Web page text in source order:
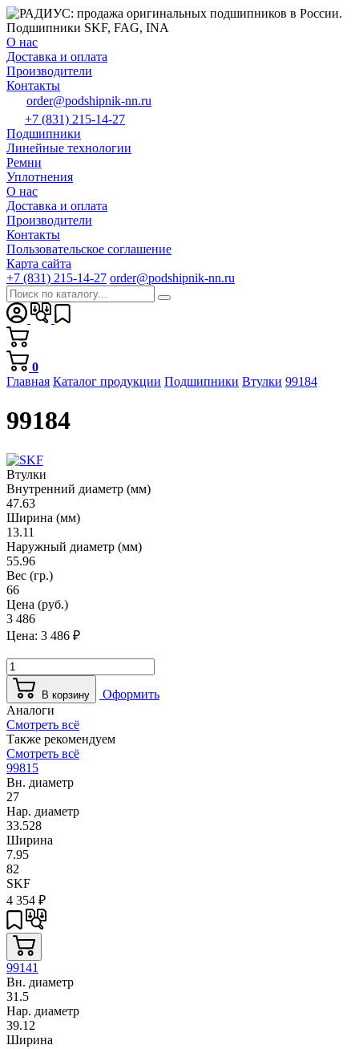
О нас
Доставка и оплата
Производители
Контакты
order@podshipnik-nn.ru
+7 (831) 215-14-27
Подшипники
Линейные технологии
Ремни
Уплотнения
О нас
Доставка и оплата
Производители
Контакты
Пользовательское соглашение
Карта сайта
+7 (831) 215-14-27 order@podshipnik-nn.ru
0
Главная Каталог продукции Подшипники Втулки 99184
99184
Втулки
Внутренний диаметр (мм)
47.63
Ширина (мм)
13.11
Наружный диаметр (мм)
55.96
Вес (гр.)
66
Цена (руб.)
3 486
Цена: 3 486 ₽
В корзину
Оформить
Аналоги
Смотреть всё
Также рекомендуем
Смотреть всё
99815
Вн. диаметр
27
Нар. диаметр
33.528
Ширина
7.95
82
SKF
4 354 ₽
99141
Вн. диаметр
31.5
Нар. диаметр
39.12
Ширина